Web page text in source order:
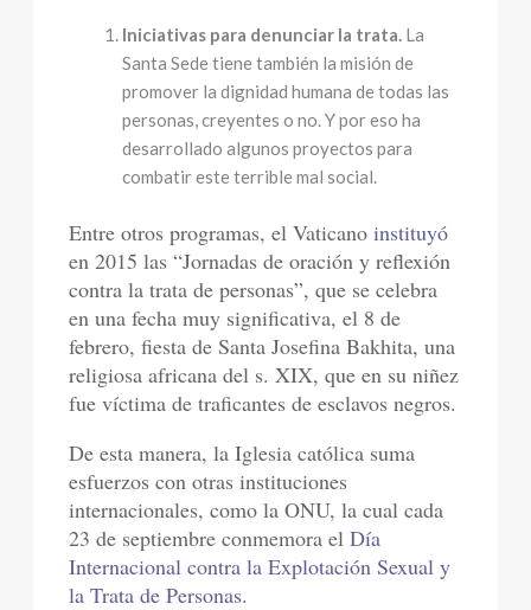
Iniciativas para denunciar la trata. La
Santa Sede tiene también la misión de
promover la dignidad humana de todas las
personas, creyentes o no. Y por eso ha
desarrollado algunos proyectos para
combatir este terrible mal social.
Entre otros programas, el Vaticanoinstituyó
en 2015 las “Jornadas de oración y reflexión
contra la trata de personas”, que se celebra
en una fecha muy significativa, el 8 de
febrero, fiesta de Santa Josefina Bakhita, una
religiosa africana del s. XIX, que en su niñez
fue víctima de traficantes de esclavos negros.
De esta manera, la Iglesia católica suma
esfuerzos con otras instituciones
internacionales, como la ONU, la cual cada
23 de septiembre conmemora elDía
Internacional contra la Explotación Sexual y
la Trata de Personas.